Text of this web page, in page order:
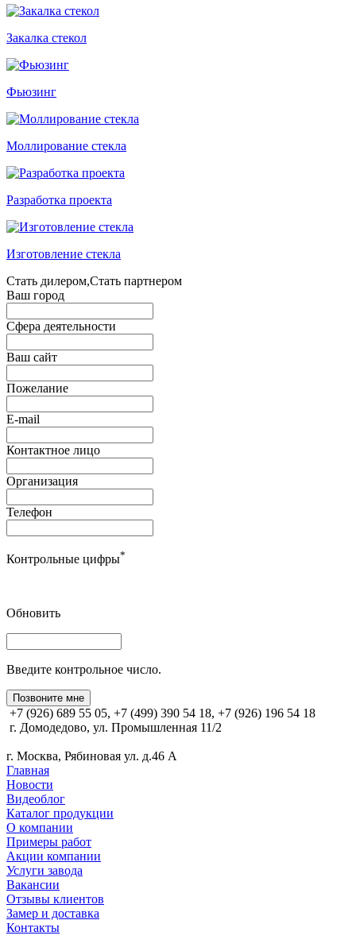
Закалка стекол
Фьюзинг
Моллирование стекла
Разработка проекта
Изготовление стекла
Стать дилером,Стать партнером
Ваш город
Сфера деятельности
Ваш сайт
Пожелание
E-mail
Контактное лицо
Организация
Телефон
Контрольные цифры*
Обновить
Введите контрольное число.
Позвоните мне
+7 (926) 689 55 05, +7 (499) 390 54 18, +7 (926) 196 54 18
г. Домодедово, ул. Промышленная 11/2
г. Москва, Рябиновая ул. д.46 А
Главная
Новости
Видеоблог
Каталог продукции
О компании
Примеры работ
Акции компании
Услуги завода
Вакансии
Отзывы клиентов
Замер и доставка
Контакты